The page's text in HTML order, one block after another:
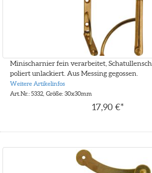
Minischarnier fein verarbeitet,
poliert unlackiert. Aus Messing gegossen.
Weitere Artikelinfos
Art.Nr.: 5332, Größe: 30x30mm
17,90 €*